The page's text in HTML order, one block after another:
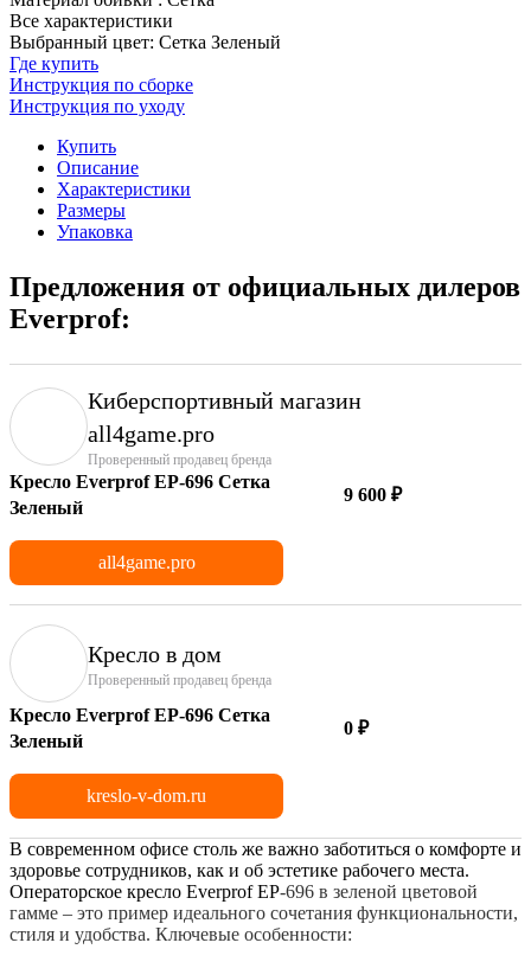
Все характеристики
Выбранный цвет: Сетка Зеленый
Где купить
Инструкция по сборке
Инструкция по уходу
Купить
Описание
Характеристики
Размеры
Упаковка
Предложения от официальных дилеров
Everprof:
Киберспортивный магазин
аll4game.pro
Проверенный продавец бренда
Кресло Everprof EP-696 Сетка
Зеленый
9 600 ₽
all4game.pro
Кресло в дом
Проверенный продавец бренда
Кресло Everprof EP-696 Сетка
Зеленый
0 ₽
kreslo-v-dom.ru
В современном офисе столь же важно заботиться о комфорте и
здоровье сотрудников, как и об эстетике рабочего места.
Операторское кресло Everprof EP-696 в зеленой цветовой
гамме – это пример идеального сочетания функциональности,
стиля и удобства. Ключевые особенности: